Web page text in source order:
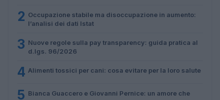
2 Occupazione stabile ma disoccupazione in aumento:
l’analisi dei dati Istat
3 Nuove regole sulla pay transparency: guida pratica al
d.lgs. 96/2026
4 Alimenti tossici per cani: cosa evitare per la loro salute
5 Bianca Guaccero e Giovanni Pernice: un amore che